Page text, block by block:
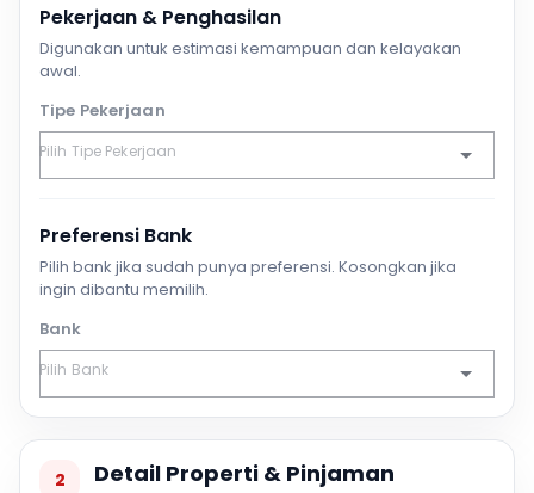
Pekerjaan & Penghasilan
Digunakan untuk estimasi kemampuan dan kelayakan
awal.
Tipe Pekerjaan
Preferensi Bank
Pilih bank jika sudah punya preferensi. Kosongkan jika
ingin dibantu memilih.
Bank
2 Detail Properti & Pinjaman